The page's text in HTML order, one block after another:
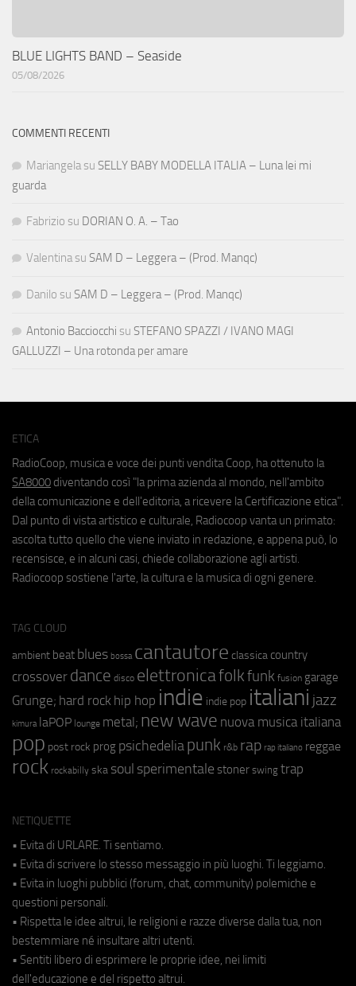
BLUE LIGHTS BAND – Seaside
05/08/2026
COMMENTI RECENTI
Mariangela su SELLY BABY MODELLA ITALIA – Luna lei mi
guarda
Fabrizio su DORIAN O. A. – Tao
Valentina su SAM D – Leggera – (Prod. Manqc)
Danilo su SAM D – Leggera – (Prod. Manqc)
Antonio Bacciocchi su STEFANO SPAZZI / IVANO MAGI
GALLUZZI – Una rotonda per amare
ETICA
RadioCoop, musica e voce dei punti vendita Coop, ha ottenuto la
SA8000 diventando così "la prima azienda al mondo, nell'ambito
della comunicazione e dell'editoria, a ricevere la Certificazione etica".
Dal punto di vista artistico e culturale, Radiocoop vanta un primato:
ascolta tutto quello che viene inviato in redazione, e appena può, lo
recensisce, e in alcuni casi, chiede collaborazione agli artisti.
Radiocoop sostiene l'arte, la cultura e la musica di ogni genere.
TAG CLOUD
ambient beat blues bossa cantautore classica country
crossover dance disco elettronicafolkfunk fusion garage
Grunge; hard rock hip hop indie indie pop italiani jazz
kimura laPOP lounge metal; new wave nuova musica italiana
pop post rock prog psichedeliapunk r&b rap rap italiano reggae
rock rockabilly ska soul sperimentale stoner swing trap
NETIQUETTE
• Evita di URLARE. Ti sentiamo.
• Evita di scrivere lo stesso messaggio in più luoghi. Ti leggiamo.
• Evita in luoghi pubblici (forum, chat, community) polemiche e
questioni personali.
• Rispetta le idee altrui, le religioni e razze diverse dalla tua, non
bestemmiare né insultare altri utenti.
• Sentiti libero di esprimere le proprie idee, nei limiti
dell'educazione e del rispetto altrui.